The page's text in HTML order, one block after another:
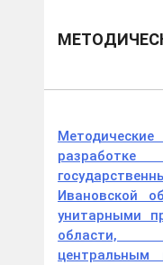
Ивановской
унитарными
области,
центральным